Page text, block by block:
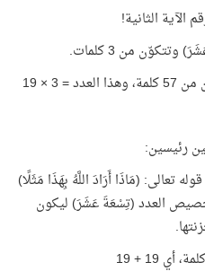
الثانية!
من 3 كلمات.
3 × 19
تعالى: (مَاذَا أَرَادَ اللَّهُ بِهَذَا مَثَلًا)
العدد (تِسْعَةَ عَشَرَ) ليكون